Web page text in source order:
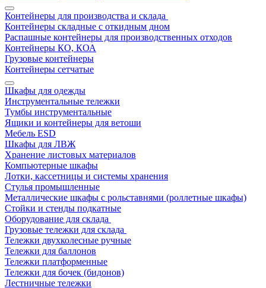
Контейнеры для производства и склада
Контейнеры складные с откидным дном
Распашные контейнеры для производственных отходов
Контейнеры КО, КОА
Грузовые контейнеры
Контейнеры сетчатые
Шкафы для одежды
Инструментальные тележки
Тумбы инструментальные
Ящики и контейнеры для ветоши
Мебель ESD
Шкафы для ЛВЖ
Хранение листовых материалов
Компьютерные шкафы
Лотки, кассетницы и системы хранения
Стулья промышленные
Металлические шкафы с рольставнями (роллетные шкафы)
Стойки и стенды подкатные
Оборудование для склада
Грузовые тележки для склада
Тележки двухколесные ручные
Тележки для баллонов
Тележки платформенные
Тележки для бочек (бидонов)
Лестничные тележки